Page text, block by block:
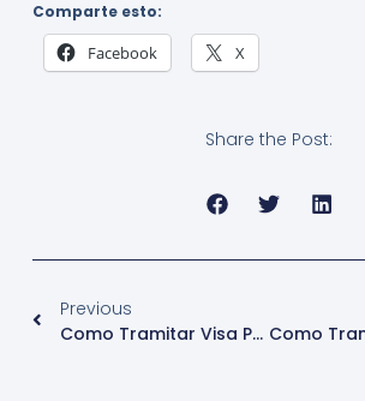
Comparte esto:
Facebook X
Share the Post:
Previous
Como Tramitar Visa Para Ir A China